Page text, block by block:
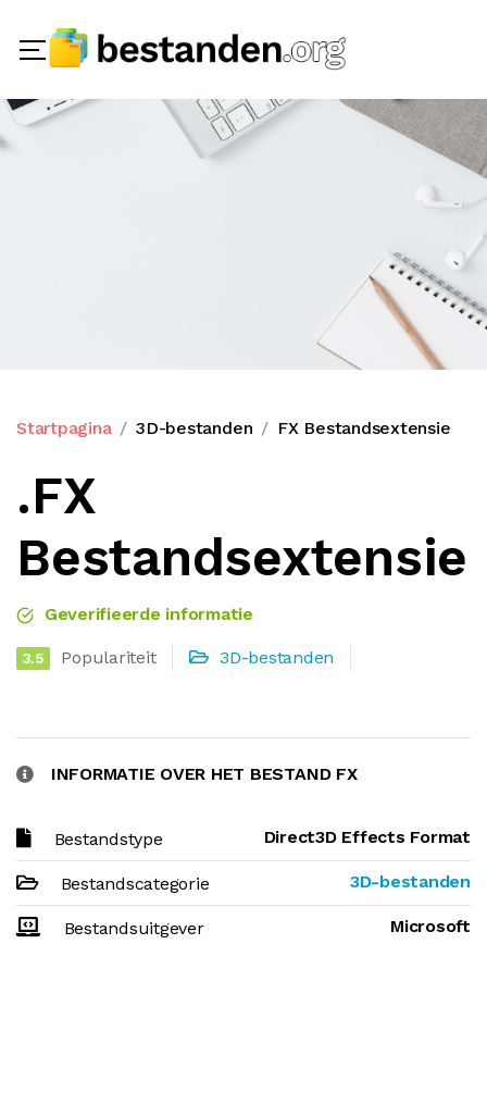
Startpagina 3D-bestanden FX Bestandsextensie
.FX
Bestandsextensie
Geverifieerde informatie
3.5 Populariteit 3D-bestanden
INFORMATIE OVER HET BESTAND FX
Bestandstype Direct3D Effects Format
Bestandscategorie 3D-bestanden
Bestandsuitgever Microsoft